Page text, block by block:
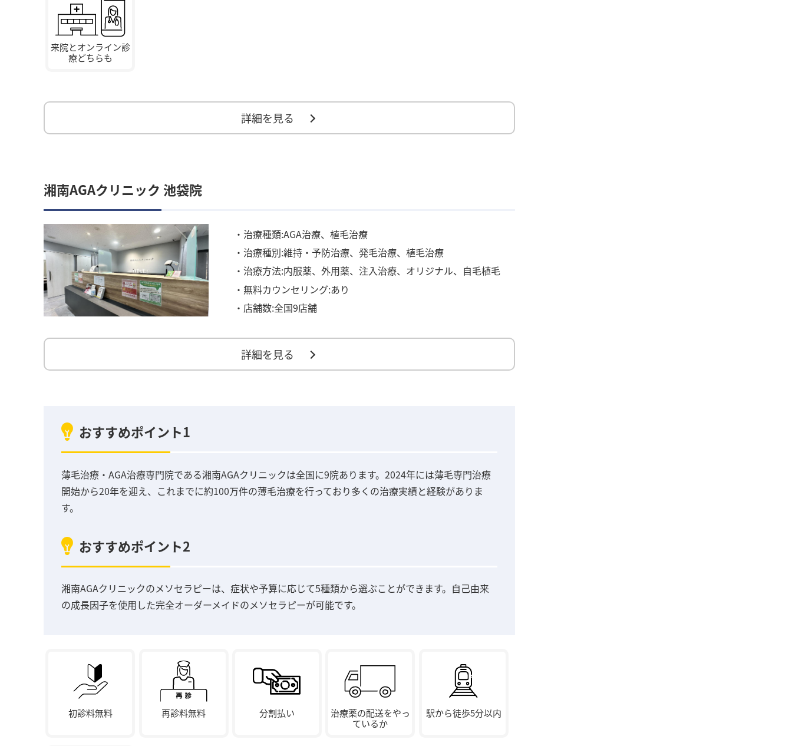
来院とオンライン診
療どちらも
詳細を見る
湘南AGAクリニック 池袋院
・治療種類:AGA治療、植毛治療
・治療種別:維持・予防治療、発毛治療、植毛治療
・治療方法:内服薬、外用薬、注入治療、オリジナル、自毛植毛
・無料カウンセリング:あり
・店舗数:全国9店舗
詳細を見る
おすすめポイント1
薄毛治療・AGA治療専門院である湘南AGAクリニックは全国に9院あります。2024年には薄毛専門治療
開始から20年を迎え、これまでに約100万件の薄毛治療を行っており多くの治療実績と経験がありま
す。
おすすめポイント2
湘南AGAクリニックのメソセラピーは、症状や予算に応じて5種類から選ぶことができます。自己由来
の成長因子を使用した完全オーダーメイドのメソセラピーが可能です。
初診料無料 再診料無料 分割払い
治療薬の配送をやっ
ているか
駅から徒歩5分以内